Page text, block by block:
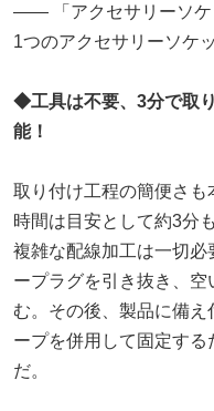
―― 「アクセサリーソケ
1つのアクセサリーソケ
◆工具は不要、3分で取
能！
取り付け工程の簡便さ
時間は目安として約3分
複雑な配線加工は一切
ープラグを引き抜き、
む。その後、製品に備
ープを併用して固定す
だ。